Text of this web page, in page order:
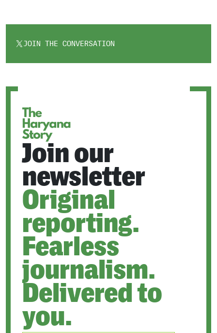
JOIN THE CONVERSATION
OPENS
Join our
newsletter
Original
reporting.
Fearless
journalism.
Delivered to
you.